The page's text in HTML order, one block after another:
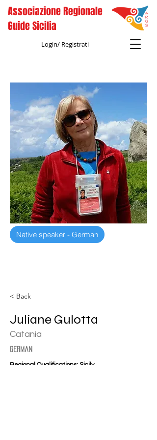
Associazione Regionale
Guide Sicilia
Login/ Registrati
Native speaker - German
< Back
Juliane Gulotta
Catania
german
Regional Qualifications: Sicily